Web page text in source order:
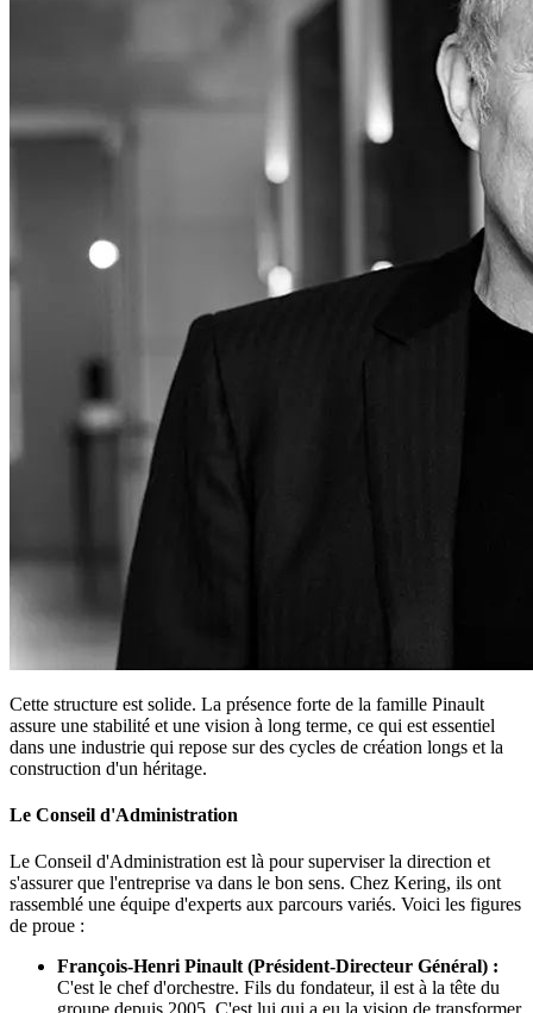
Cette structure est solide. La présence forte de la famille Pinault
assure une stabilité et une vision à long terme, ce qui est essentiel
dans une industrie qui repose sur des cycles de création longs et la
construction d'un héritage.
Le Conseil d'Administration
Le Conseil d'Administration est là pour superviser la direction et
s'assurer que l'entreprise va dans le bon sens. Chez Kering, ils ont
rassemblé une équipe d'experts aux parcours variés. Voici les figures
de proue :
François-Henri Pinault (Président-Directeur Général) :
C'est le chef d'orchestre. Fils du fondateur, il est à la tête du